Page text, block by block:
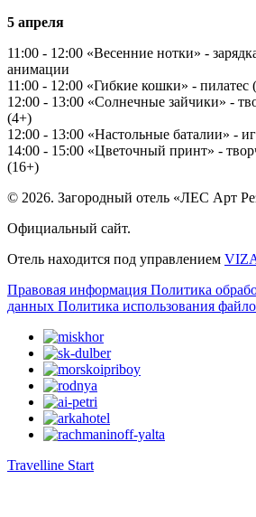
5 апреля
11:00 - 12:00 «Весенние нотки» -
анимации
11:00 - 12:00 «Гибкие кошки» - пилатес
12:00 - 13:00 «Солнечные зайчики» -
(4+)
12:00 - 13:00 «Настольные баталии» -
14:00 - 15:00 «Цветочный принт» -
(16+)
© 2026. Загородный отель «ЛЕС Арт
Официальный сайт.
Отель находится под управлением
Правовая информация Политика
данных Политика использования
Travelline Start